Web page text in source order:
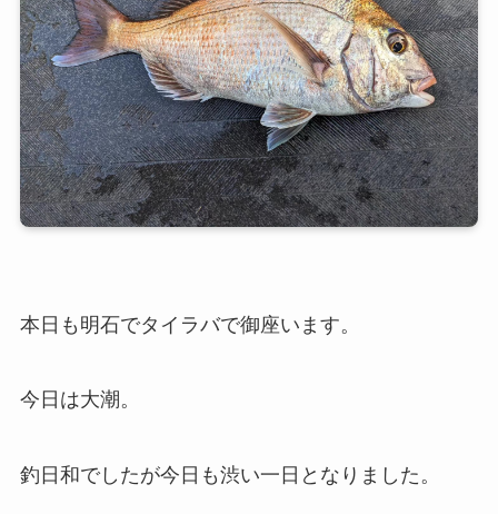
本日も明石でタイラバで御座います。
今日は大潮。
釣日和でしたが今日も渋い一日となりました。